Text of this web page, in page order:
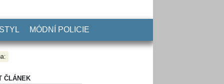
MÓDNÍ POLICIE
ČLÁNEK